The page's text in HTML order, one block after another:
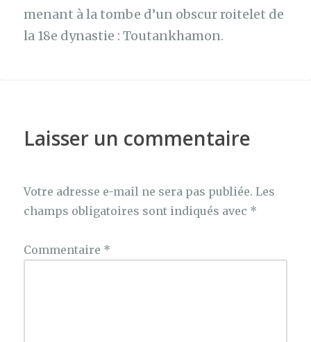
menant à la tombe d’un obscur roitelet de
la 18e dynastie : Toutankhamon.
Laisser un commentaire
Votre adresse e-mail ne sera pas publiée. Les
champs obligatoires sont indiqués avec *
Commentaire *